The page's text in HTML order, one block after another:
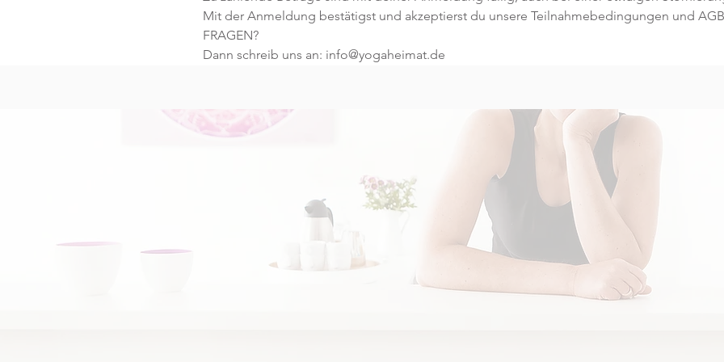
Mit der Anmeldung bestätigst und akzeptierst du unsere Teilnahmebedingungen und
FRAGEN?
Dann schreib uns an: info@yogaheimat.de